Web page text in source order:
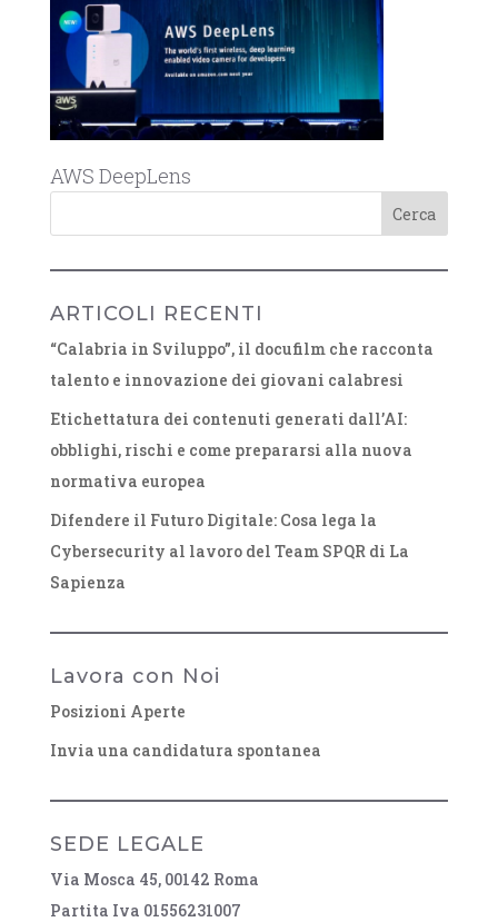
AWS DeepLens
ARTICOLI RECENTI
“Calabria in Sviluppo”, il docufilm che racconta
talento e innovazione dei giovani calabresi
Etichettatura dei contenuti generati dall’AI:
obblighi, rischi e come prepararsi alla nuova
normativa europea
Difendere il Futuro Digitale: Cosa lega la
Cybersecurity al lavoro del Team SPQR di La
Sapienza
Lavora con Noi
Posizioni Aperte
Invia una candidatura spontanea
SEDE LEGALE
Via Mosca 45, 00142 Roma
Partita Iva 01556231007